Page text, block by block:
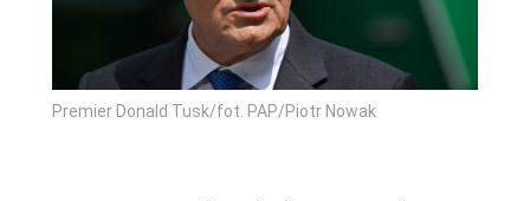
Premier Donald Tusk/fot. PAP/Piotr Nowak